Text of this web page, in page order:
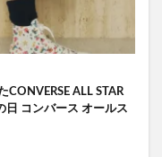
CONVERSE ALL STAR
日 コンバース オールス